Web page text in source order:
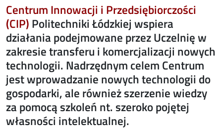
Centrum Innowacji i Przedsiębiorczości
(CIP)Politechniki Łódzkiej wspiera
działania podejmowane przez Uczelnię w
zakresie transferu i komercjalizacji nowych
technologii. Nadrzędnym celem Centrum
jest wprowadzanie nowych technologii do
gospodarki, ale również szerzenie wiedzy
za pomocą szkoleń nt. szeroko pojętej
własności intelektualnej.